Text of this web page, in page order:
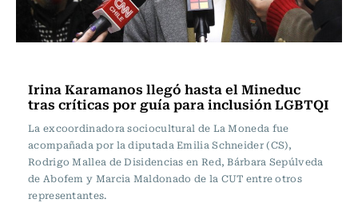
Irina Karamanos llegó hasta el Mineduc
tras críticas por guía para inclusión LGBTQI
La excoordinadora sociocultural de La Moneda fue
acompañada por la diputada Emilia Schneider (CS),
Rodrigo Mallea de Disidencias en Red, Bárbara Sepúlveda
de Abofem y Marcia Maldonado de la CUT entre otros
representantes.